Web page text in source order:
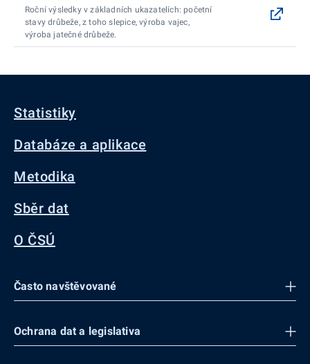
Roční výsledky v základních ukazatelích: početní
stavy drůbeže, z toho slepice, výroba vajec,
výroba jatečné drůbeže.
Statistiky
Databáze a aplikace
Metodika
Sběr dat
O ČSÚ
Často navštěvované
Ochrana dat a legislativa